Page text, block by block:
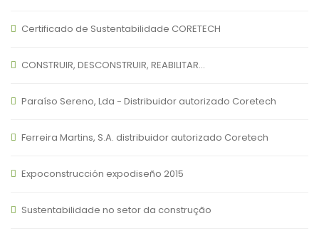
Certificado de Sustentabilidade CORETECH
CONSTRUIR, DESCONSTRUIR, REABILITAR…
Paraíso Sereno, Lda - Distribuidor autorizado Coretech
Ferreira Martins, S.A. distribuidor autorizado Coretech
Expoconstrucción expodiseño 2015
Sustentabilidade no setor da construção